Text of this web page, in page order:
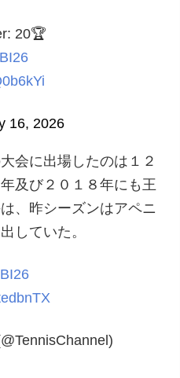
20🏆
16, 2026
会に出場したのは１２
及び２０１８年にも王
、昨シーズンはアペニ
していた。